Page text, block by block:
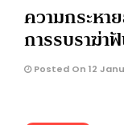
ความกระหา
การรบราฆ่า
Posted On 12